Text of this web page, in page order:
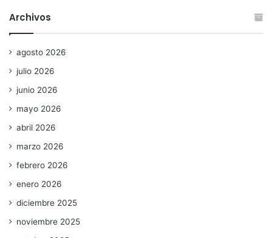
Archivos
agosto 2026
julio 2026
junio 2026
mayo 2026
abril 2026
marzo 2026
febrero 2026
enero 2026
diciembre 2025
noviembre 2025